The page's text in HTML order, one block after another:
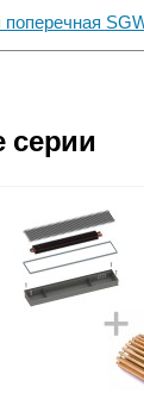
и Московской
деньги, Web-
и с НДС)
серии